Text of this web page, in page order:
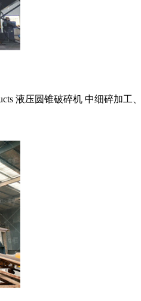
液压圆锥破碎机 中细碎加